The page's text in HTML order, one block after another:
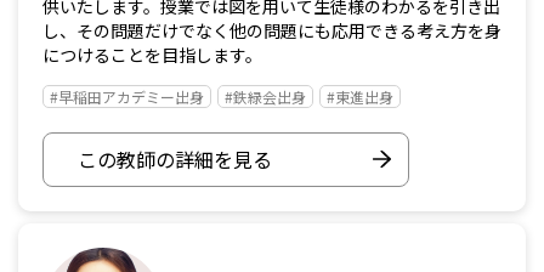
供いたします。授業では図を用いて生徒様のわかるを引き出
し、その問題だけでなく他の問題にも応用できる考え方を身
につけることを目指します。
#早稲田アカデミー出身 #鉄緑会出身 #東進出身
この教師の詳細を見る